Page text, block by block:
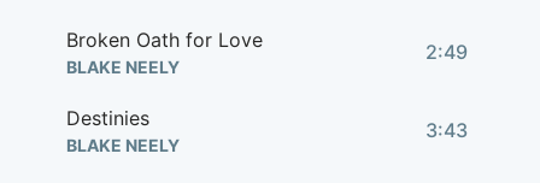
Broken Oath for Love
BLAKE NEELY
2:49
Destinies
BLAKE NEELY
3:43